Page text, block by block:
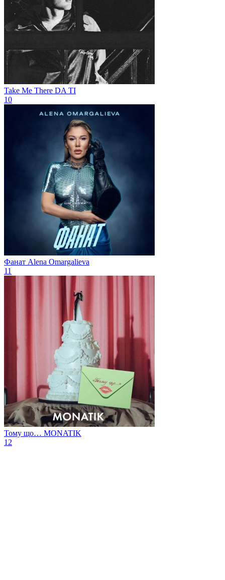
Take Me There DA TI
10
Фанат Alena Omargalieva
11
Тому що… MONATIK
12